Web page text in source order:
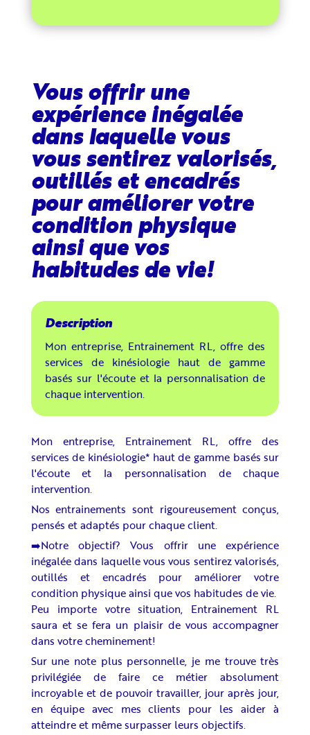
Vous offrir une
expérience inégalée
dans laquelle vous
vous sentirez valorisés,
outillés et encadrés
pour améliorer votre
condition physique
ainsi que vos
habitudes de vie!
Mon entreprise, Entrainement RL, offre des
services de kinésiologie haut de gamme
basés sur l'écoute et la personnalisation de
chaque intervention.
Mon entreprise, Entrainement RL, offre des
services de kinésiologie* haut de gamme basés sur
l'écoute et la personnalisation de chaque
intervention.
Nos entrainements sont rigoureusement conçus,
pensés et adaptés pour chaque client.
➡️Notre objectif? Vous offrir une expérience
inégalée dans laquelle vous vous sentirez valorisés,
outillés et encadrés pour améliorer votre
condition physique ainsi que vos habitudes de vie.
Peu importe votre situation, Entrainement RL
saura et se fera un plaisir de vous accompagner
dans votre cheminement!
Sur une note plus personnelle, je me trouve très
privilégiée de faire ce métier absolument
incroyable et de pouvoir travailler, jour après jour,
en équipe avec mes clients pour les aider à
atteindre et même surpasser leurs objectifs.